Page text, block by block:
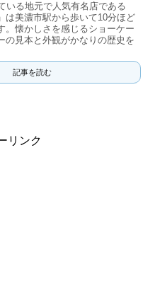
いる地元で人気有名店である
は美濃市駅から歩いて10分ほど
。懐かしさを感じるショーケー
の見本と外観がかなりの歴史を
記事を読む
リンク